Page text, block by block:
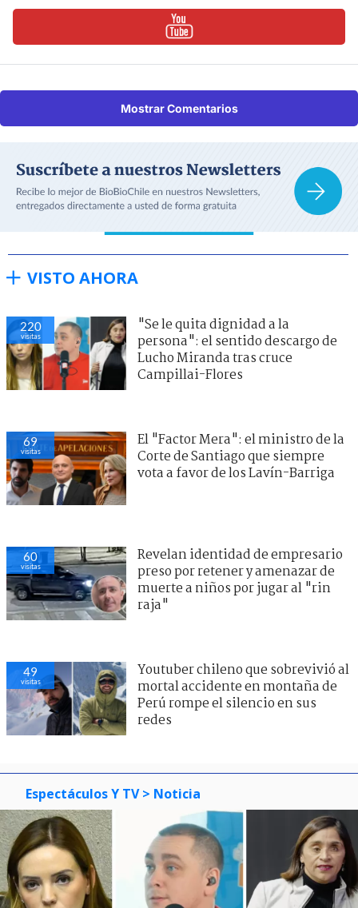
Mostrar Comentarios
VISTO AHORA
220
visitas
"Se le quita dignidad a la
persona": el sentido descargo de
Lucho Miranda tras cruce
Campillai-Flores
69
visitas
El "Factor Mera": el ministro de la
Corte de Santiago que siempre
vota a favor de los Lavín-Barriga
60
visitas
Revelan identidad de empresario
preso por retener y amenazar de
muerte a niños por jugar al "rin
raja"
49
visitas
Youtuber chileno que sobrevivió al
mortal accidente en montaña de
Perú rompe el silencio en sus
redes
Espectáculos Y TV > Noticia